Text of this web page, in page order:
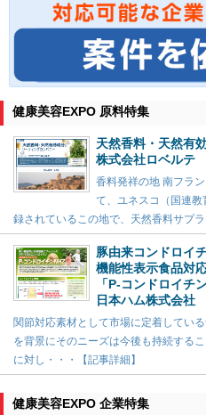
健康美容EXPO 原料特集
天然香料・天然有
株式会社ロベルテ
香料発祥の地 南フラ
て、ユネスコ（国連
録されているこの地で、天然香料サプラ
豚由来コンドロイ
機能性表示食品対
「P-コンドロイチ
日本ハム株式会社
関節対応素材として市場に定着してい
を背景にそのニーズは今後も持続する
に対し・・・【記事詳細】
健康美容EXPO 企業特集